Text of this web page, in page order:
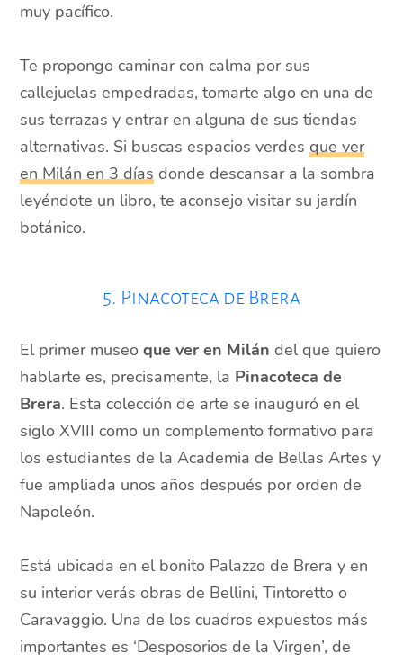
muy pacífico.
Te propongo caminar con calma por sus
callejuelas empedradas, tomarte algo en una de
sus terrazas y entrar en alguna de sus tiendas
alternativas. Si buscas espacios verdesque ver
en Milán en 3 días donde descansar a la sombra
leyéndote un libro, te aconsejo visitar su jardín
botánico.
5. Pinacoteca de Brera
El primer museoque ver en Milán del que quiero
hablarte es, precisamente, la Pinacoteca de
Brera. Esta colección de arte se inauguró en el
siglo XVIII como un complemento formativo para
los estudiantes de la Academia de Bellas Artes y
fue ampliada unos años después por orden de
Napoleón.
Está ubicada en el bonito Palazzo de Brera y en
su interior verás obras de Bellini, Tintoretto o
Caravaggio. Una de los cuadros expuestos más
importantes es ‘Desposorios de la Virgen’, de